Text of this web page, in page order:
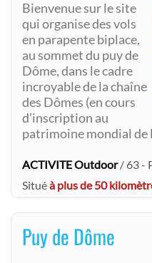
Bienvenue sur le site
qui organise des vols
en parapente biplace,
au sommet du puy de
Dôme, dans le cadre
incroyable de la chaîne
des Dômes (en cours
d’inscription au
patrimoine mondial de
ACTIVITE Outdoor/ 63 -
Situéà plus de 50
Puy de Dôme